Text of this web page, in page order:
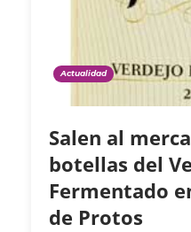
Actualidad
Salen al
botellas del
Fermentado
de Protos